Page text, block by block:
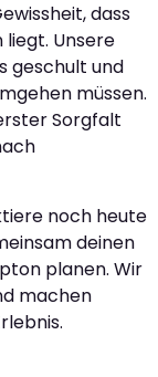
dass
liegt. Unsere
geschult und
müssen.
Sorgfalt
noch heute
deinen
planen. Wir
machen